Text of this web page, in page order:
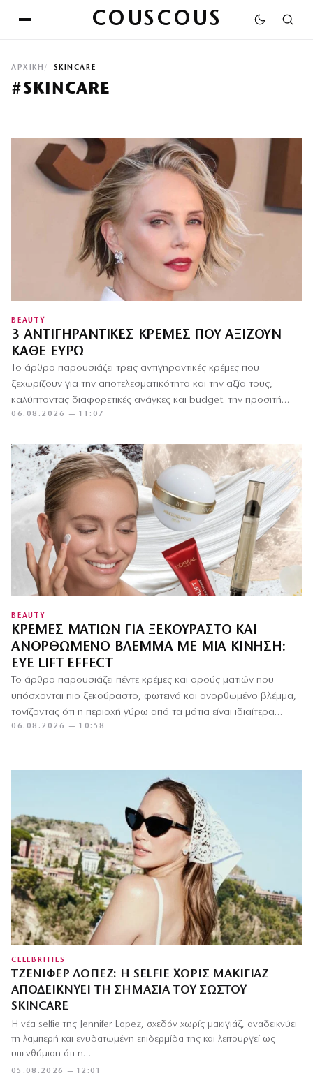
COUSCOUS
ΑΡΧΙΚΉ SKINCARE
#SKINCARE
BEAUTY
3 ΑΝΤΙΓΗΡΑΝΤΙΚΈΣ ΚΡΈΜΕΣ ΠΟΥ ΑΞΊΖΟΥΝ
ΚΆΘΕ ΕΥΡΏ
Το άρθρο παρουσιάζει τρεις αντιγηραντικές κρέμες που
ξεχωρίζουν για την αποτελεσματικότητα και την αξία τους,
καλύπτοντας διαφορετικές ανάγκες και budget: την προσιτή
L’Oréal Paris Revitalift Laser…
06.08.2026 — 11:07
BEAUTY
ΚΡΈΜΕΣ ΜΑΤΙΏΝ ΓΙΑ ΞΕΚΟΎΡΑΣΤΟ ΚΑΙ
ΑΝΟΡΘΩΜΈΝΟ ΒΛΈΜΜΑ ΜΕ ΜΙΑ ΚΊΝΗΣΗ:
EYE LIFT EFFECT
Το άρθρο παρουσιάζει πέντε κρέμες και ορούς ματιών που
υπόσχονται πιο ξεκούραστο, φωτεινό και ανορθωμένο βλέμμα,
τονίζοντας ότι η περιοχή γύρω από τα μάτια είναι ιδιαίτερα…
06.08.2026 — 10:58
CELEBRITIES
ΤΖΈΝΙΦΕΡ ΛΟΠΈΖ: Η SELFIE ΧΩΡΊΣ ΜΑΚΙΓΙΆΖ
ΑΠΟΔΕΙΚΝΎΕΙ ΤΗ ΣΗΜΑΣΊΑ ΤΟΥ ΣΩΣΤΟΎ
SKINCARE
05.08.2026 — 12:01
Η νέα selfie της Jennifer Lopez, σχεδόν χωρίς μακιγιάζ, αναδεικνύει
τη λαμπερή και ενυδατωμένη επιδερμίδα της και λειτουργεί ως
υπενθύμιση ότι η…